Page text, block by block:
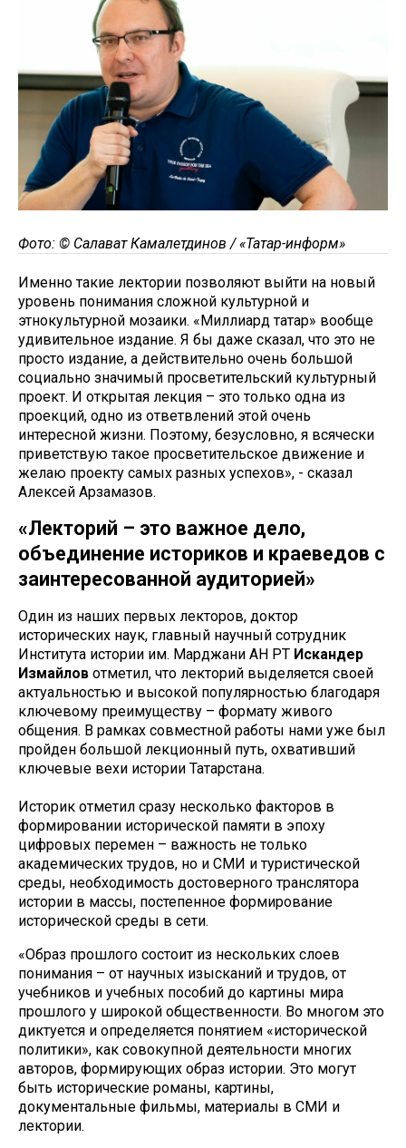
Фото: © Салават Камалетдинов / «Татар-информ»
Именно такие лектории позволяют выйти на новый
уровень понимания сложной культурной и
этнокультурной мозаики. «Миллиард татар» вообще
удивительное издание. Я бы даже сказал, что это не
просто издание, а действительно очень большой
социально значимый просветительский культурный
проект. И открытая лекция – это только одна из
проекций, одно из ответвлений этой очень
интересной жизни. Поэтому, безусловно, я всячески
приветствую такое просветительское движение и
желаю проекту самых разных успехов», - сказал
Алексей Арзамазов.
«Лекторий – это важное дело,
объединение историков и краеведов с
заинтересованной аудиторией»
Один из наших первых лекторов, доктор
исторических наук, главный научный сотрудник
Института истории им. Марджани АН РТ Искандер
Измайлов отметил, что лекторий выделяется своей
актуальностью и высокой популярностью благодаря
ключевому преимуществу – формату живого
общения. В рамках совместной работы нами уже был
пройден большой лекционный путь, охвативший
ключевые вехи истории Татарстана.
Историк отметил сразу несколько факторов в
формировании исторической памяти в эпоху
цифровых перемен – важность не только
академических трудов, но и СМИ и туристической
среды, необходимость достоверного транслятора
истории в массы, постепенное формирование
исторической среды в сети.
«Образ прошлого состоит из нескольких слоев
понимания – от научных изысканий и трудов, от
учебников и учебных пособий до картины мира
прошлого у широкой общественности. Во многом это
диктуется и определяется понятием «исторической
политики», как совокупной деятельности многих
авторов, формирующих образ истории. Это могут
быть исторические романы, картины,
документальные фильмы, материалы в СМИ и
лектории.